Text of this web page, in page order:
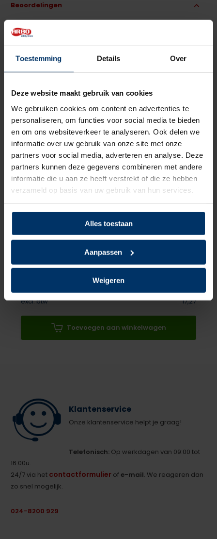
Toestemming Details Over
Deze website maakt gebruik van cookies
We gebruiken cookies om content en advertenties te
personaliseren, om functies voor social media te bieden
en om ons websiteverkeer te analyseren. Ook delen we
informatie over uw gebruik van onze site met onze
partners voor social media, adverteren en analyse. Deze
partners kunnen deze gegevens combineren met andere
informatie die u aan ze heeft verstrekt of die ze hebben
verzameld op basis van uw gebruik van hun services.
Alles toestaan
Aanpassen
Weigeren
Birkenstock Super Birki 2.0 Ink Blue +
Protect
Normaal:
83,20
excl. btw 17,27
Toevoegen aan winkelwagen
Beoordelingen
0van5
Schrijf je eigen review
Klantenservice
Onze klantenservice helpt je graag!
Telefonisch: Op werkdagen van 09:00 tot
16:00u.
24/7 via het contactformulier ofe-mail. We reageren dan
zo snel mogelijk.
024-8200 929